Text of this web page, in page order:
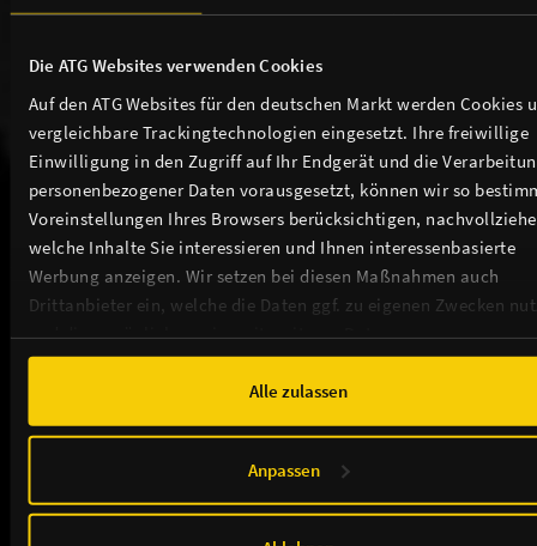
Die ATG Websites verwenden Cookies
Auf den ATG Websites für den deutschen Markt werden Cookies
vergleichbare Trackingtechnologien eingesetzt. Ihre freiwillige
Einwilligung in den Zugriff auf Ihr Endgerät und die
personenbezogener Daten vorausgesetzt, können wir so
Voreinstellungen Ihres Browsers berücksichtigen,
welche Inhalte Sie interessieren und Ihnen interessenbasierte
Werbung anzeigen. Wir setzen bei diesen Maßnahmen auch
Drittanbieter ein, welche die Daten ggf. zu eigenen Zwecken
und diese möglicherweise mit weiteren Daten zusammen
führen. Weitere Informationen, insbesondere zur Speicherdauer,
Cookie-Erklärungsowie zur Verarbeitung,
insbesondere zu Ihren Widerrufsmöglichkeiten und weiteren
Alle zulassen
Anpassen
Schwanensee - Ballett mit Orchester 2027
TICKETS
Weitere Events in unserem Theater
THEATER / ANFAHRT / SERVICE